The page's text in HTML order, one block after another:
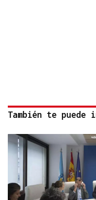
También te puede